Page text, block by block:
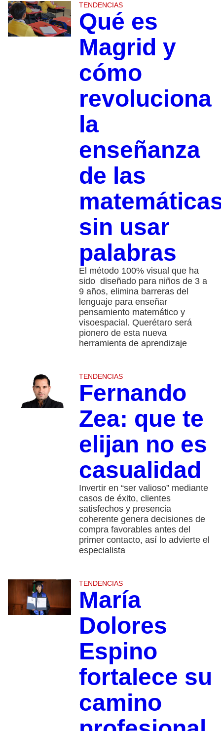
TENDENCIAS
Qué es
Magrid y
cómo
revoluciona
la
enseñanza
de las
sin usar
palabras
El método 100% visual que ha
sido diseñado para niños de 3 a
9 años, elimina barreras del
lenguaje para enseñar
pensamiento matemático y
visoespacial. Querétaro será
pionero de esta nueva
herramienta de aprendizaje
TENDENCIAS
Fernando
Zea: que te
elijan no es
casualidad
Invertir en “ser valioso” mediante
casos de éxito, clientes
satisfechos y presencia
coherente genera decisiones de
compra favorables antes del
primer contacto, así lo advierte el
especialista
TENDENCIAS
María
Dolores
Espino
fortalece su
camino